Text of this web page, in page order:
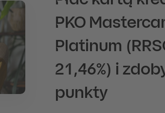
PKO
Platinum
21,46%) i
punkty